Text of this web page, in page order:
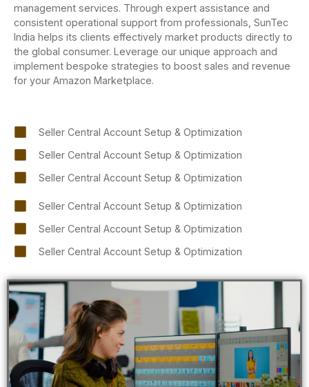
management services. Through expert assistance and
consistent operational support from professionals, SunTec
India helps its clients effectively market products directly to
the global consumer. Leverage our unique approach and
implement bespoke strategies to boost sales and revenue
for your Amazon Marketplace.
Seller Central Account Setup & Optimization
Seller Central Account Setup & Optimization
Seller Central Account Setup & Optimization
Seller Central Account Setup & Optimization
Seller Central Account Setup & Optimization
Seller Central Account Setup & Optimization